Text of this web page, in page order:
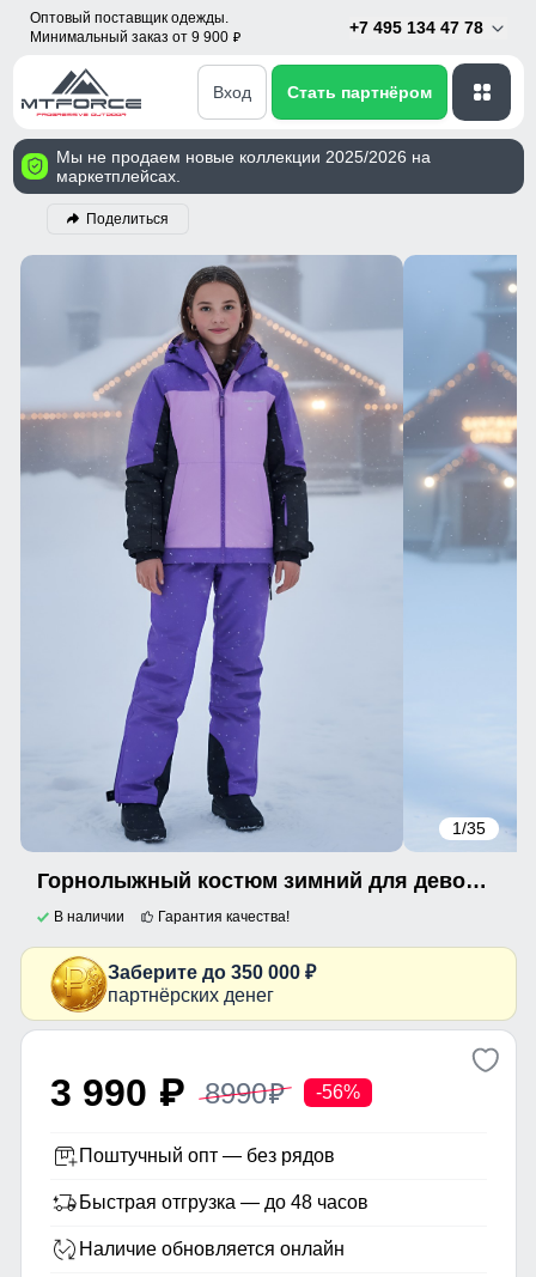
Оптовый поставщик одежды.
Минимальный заказ от 9 900 p
+7 495 134 47 78
Вход Стать партнёром
Мы не продаем новые коллекции 2025/2026 на
маркетплейсах.
Поделиться
1/35
Горнолыжный костюм зимний для девочки фиолетового цвета 9434F
В наличии Гарантия качества!
Заберите до 350 000 ₽
партнёрских денег
3 990 p 8990p -56%
Поштучный опт — без рядов
Быстрая отгрузка — до 48 часов
Наличие обновляется онлайн